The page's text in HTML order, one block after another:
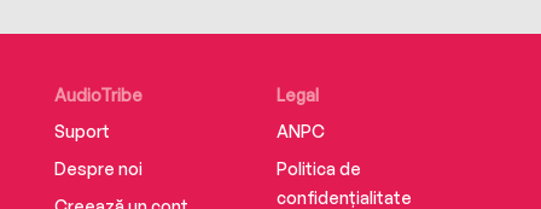
AudioTribe
Suport
Despre noi
Legal
ANPC
Politica de
confidențialitate